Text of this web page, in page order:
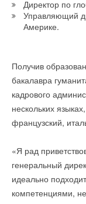
Директор по
Управляющий
Америке.
Получив
бакалавра
кадрового
нескольких
французский,
«Я рад
генеральный
идеально
компетенциями,
использует
является,
НОВОСТИ СОК
→
Tesla
мощности
→ Tesla ищет
НОВОСТИ СОК
→
Tesla
выпустил 6
НОВОСТИ СОК
→
НОВОСТИ СОК
Идея состоит в
улавливания СО2
высоту (чуть ниже